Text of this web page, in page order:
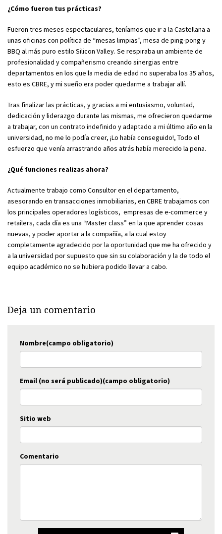
¿Cómo fueron tus prácticas?
Fueron tres meses espectaculares, teníamos que ir a la Castellana a
unas oficinas con política de “mesas limpias”, mesa de ping-pong y
BBQ al más puro estilo Silicon Valley. Se respiraba un ambiente de
profesionalidad y compañerismo creando sinergias entre
departamentos en los que la media de edad no superaba los 35 años,
esto es CBRE, y mi sueño era poder quedarme a trabajar allí.
Tras finalizar las prácticas, y gracias a mi entusiasmo, voluntad,
dedicación y liderazgo durante las mismas, me ofrecieron quedarme
a trabajar, con un contrato indefinido y adaptado a mi último año en la
universidad, no me lo podía creer, ¡Lo había conseguido!, Todo el
esfuerzo que venía arrastrando años atrás había merecido la pena.
¿Qué funciones realizas ahora?
Actualmente trabajo como Consultor en el departamento,
asesorando en transacciones inmobiliarias, en CBRE trabajamos con
los principales operadores logísticos, empresas de e-commerce y
retailers, cada día es una “Master class” en la que aprender cosas
nuevas, y poder aportar a la compañía, a la cual estoy
completamente agradecido por la oportunidad que me ha ofrecido y
a la universidad por supuesto que sin su colaboración y la de todo el
equipo académico no se hubiera podido llevar a cabo.
Deja un comentario
Nombre(campo obligatorio)
Email (no será publicado)(campo obligatorio)
Sitio web
Comentario